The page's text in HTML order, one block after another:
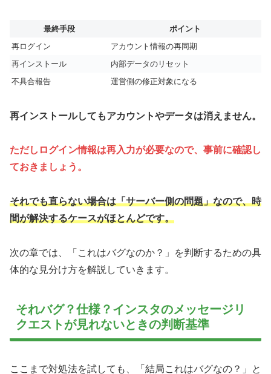
最終手段
ポイント
再ログイン
アカウント情報の再同期
再インストール
内部データのリセット
不具合報告
運営側の修正対象になる
再インストールしてもアカウントやデータは消えません。
ただしログイン情報は再入力が必要なので、事前に確認し
ておきましょう。
それでも直らない場合は「サーバー側の問題」なので、時
間が解決するケースがほとんどです。
次の章では、「これはバグなのか？」を判断するための具
体的な見分け方を解説していきます。
それバグ？仕様？インスタのメッセージリ
クエストが見れないときの判断基準
ここまで対処法を試しても、「結局これはバグなの？」と